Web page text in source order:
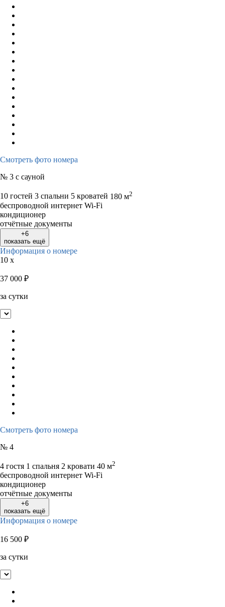
Смотреть фото номера
№ 3 с сауной
10 гостей 3 спальни 5 кроватей 180 м2
беспроводной интернет Wi-Fi
кондиционер
отчётные документы
+6
показать ещё
Информация о номере
10 x
37 000 ₽
за сутки
Смотреть фото номера
№ 4
4 гостя 1 спальня 2 кровати 40 м2
беспроводной интернет Wi-Fi
кондиционер
отчётные документы
+6
показать ещё
Информация о номере
16 500 ₽
за сутки